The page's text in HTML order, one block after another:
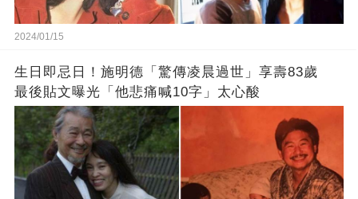
2024/01/15
生日即忌日！施明德「驚傳凌晨過世」享壽83歲
最後貼文曝光「他悲痛喊10字」太心酸